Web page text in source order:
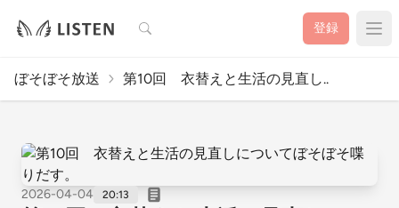
検索 登録
ぼそぼそ放送 第10回 衣替えと生活の見直し..
2026-04-04 20:13